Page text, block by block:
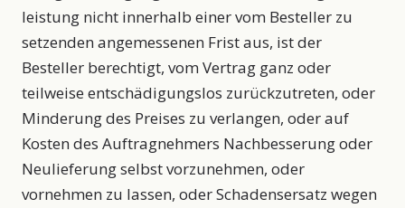
leistung nicht innerhalb einer vom Besteller zu
setzenden angemessenen Frist aus, ist der
Besteller berechtigt, vom Vertrag ganz oder
teilweise entschädigungslos zurückzutreten, oder
Minderung des Preises zu verlangen, oder auf
Kosten des Auftragnehmers Nachbesserung oder
Neulieferung selbst vorzunehmen, oder
vornehmen zu lassen, oder Schadensersatz wegen